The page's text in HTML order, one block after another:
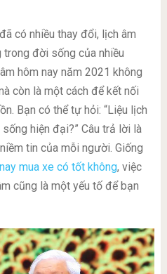
có nhiều thay đổi, lịch âm
đời sống của nhiều
hôm nay năm 2021 không
còn là một cách để kết nối
Bạn có thể tự hỏi: “Liệu lịch
hiện đại?” Câu trả lời là
tin của mỗi người. Giống
mua xe có tốt không, việc
cũng là một yếu tố để bạn